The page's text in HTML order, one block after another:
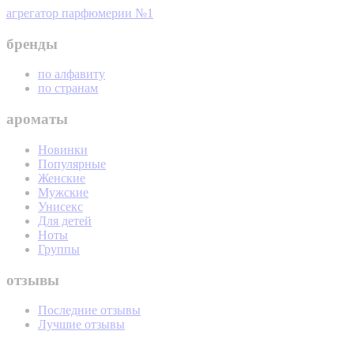
агрегатор парфюмерии №1
бренды
по алфавиту
по странам
ароматы
Новинки
Популярные
Женские
Мужские
Унисекс
Для детей
Ноты
Группы
отзывы
Последние отзывы
Лучшие отзывы